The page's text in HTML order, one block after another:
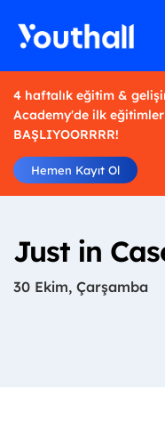
4 haftalık eğitim &
Academy'de ilk
BAŞLIYOORRRR!
Hemen Kayıt Ol
Just in
30 Ekim, Çarşamba